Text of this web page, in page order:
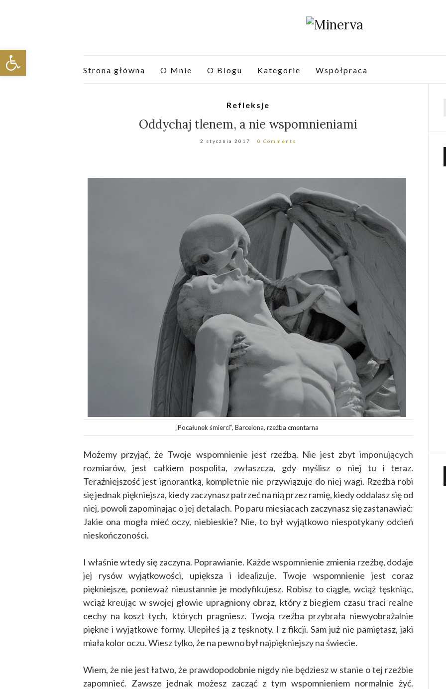
Otwórz pasek narzędzi
Strona główna O Mnie O Blogu Kategorie Współpraca
Refleksje
Oddychaj tlenem, a nie wspomnieniami
2 stycznia 2017 0 Comments
„Pocałunek śmierci”, Barcelona, rzeźba cmentarna
Możemy przyjąć, że Twoje wspomnienie jest rzeźbą. Nie jest zbyt imponujących
rozmiarów, jest całkiem pospolita, zwłaszcza, gdy myślisz o niej tu i teraz.
Teraźniejszość jest ignorantką, kompletnie nie przywiązuje do niej wagi. Rzeźba robi
się jednak piękniejsza, kiedy zaczynasz patrzeć na nią przez ramię, kiedy oddalasz się od
niej, powoli zapominając o jej detalach. Po paru miesiącach zaczynasz się zastanawiać:
Jakie ona mogła mieć oczy, niebieskie? Nie, to był wyjątkowo niespotykany odcień
nieskończoności.
I właśnie wtedy się zaczyna. Poprawianie. Każde wspomnienie zmienia rzeźbę, dodaje
jej rysów wyjątkowości, upiększa i idealizuje. Twoje wspomnienie jest coraz
piękniejsze, ponieważ nieustannie je modyfikujesz. Robisz to ciągle, wciąż tęskniąc,
wciąż kreując w swojej głowie upragniony obraz, który z biegiem czasu traci realne
cechy na koszt tych, których pragniesz. Twoja rzeźba przybrała niewyobrażalnie
piękne i wyjątkowe formy. Ulepiłeś ją z tęsknoty. I z fikcji. Sam już nie pamiętasz, jaki
miała kolor oczu. Wiesz tylko, że na pewno był najpiękniejszy na świecie.
Wiem, że nie jest łatwo, że prawdopodobnie nigdy nie będziesz w stanie o tej rzeźbie
zapomnieć. Zawsze jednak możesz zacząć z tym wspomnieniem normalnie żyć.